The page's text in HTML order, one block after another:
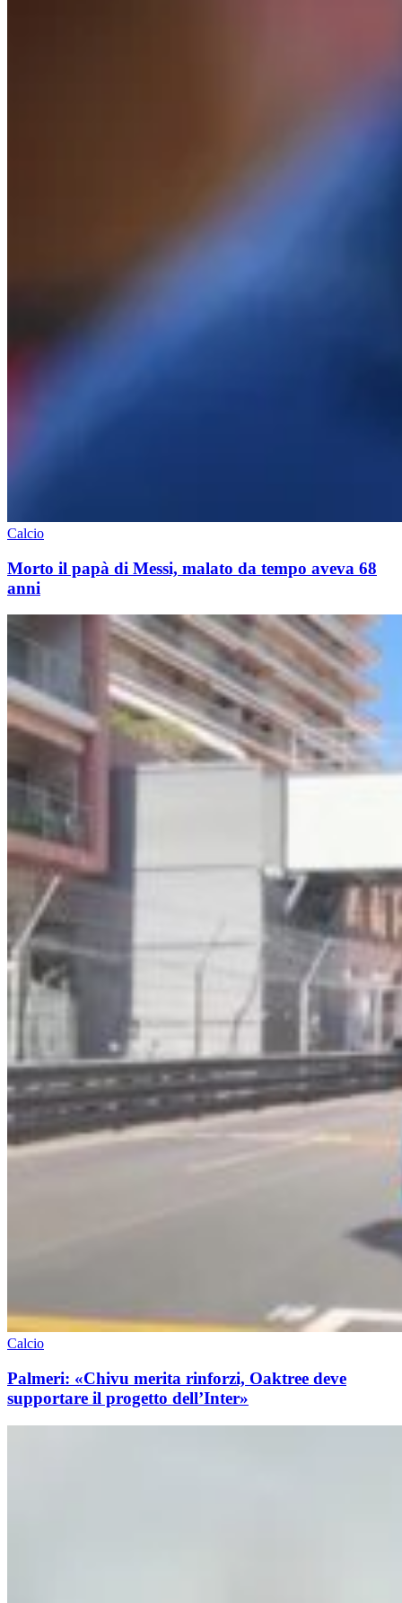
Calcio
Morto il papà di Messi, malato da tempo aveva 68
anni
Calcio
Palmeri: «Chivu merita rinforzi, Oaktree deve
supportare il progetto dell’Inter»